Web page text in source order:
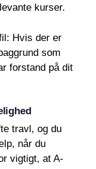
kurser.
Hvis der er
som
forstand på dit
travl, og du
når du
vigtigt, at A-